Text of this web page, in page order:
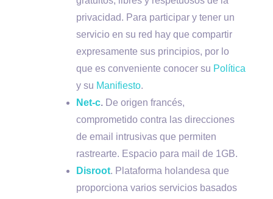
privacidad. Para participar y tener un
servicio en su red hay que compartir
expresamente sus principios, por lo
que es conveniente conocer su Política
y su Manifiesto.
Net-c. De origen francés,
comprometido contra las direcciones
de email intrusivas que permiten
rastrearte. Espacio para mail de 1GB.
Disroot. Plataforma holandesa que
proporciona varios servicios basados